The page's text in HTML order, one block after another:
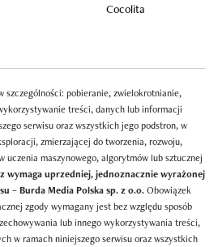
Cocolita
pobieranie, zwielokrotnianie,
treści, danych lub informacji
serwisu oraz wszystkich jego podstron, w
zmierzającej do tworzenia, rozwoju,
maszynowego, algorytmów lub sztucznej
wymaga uprzedniej, jednoznacznie wyrażonej
– Burda Media Polska sp. z o.o.Obowiązek
zgody wymagany jest bez względu sposób
lub innego wykorzystywania treści,
w ramach niniejszego serwisu oraz wszystkich